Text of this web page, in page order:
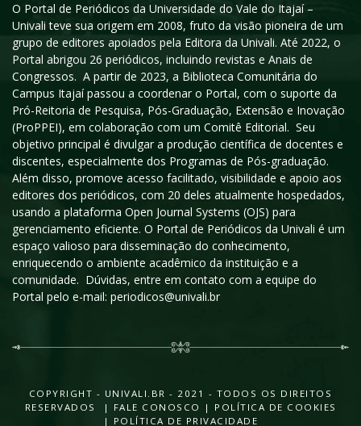
O Portal de Periódicos da Universidade do Vale do Itajaí –
Univali teve sua origem em 2008, fruto da visão pioneira de um
grupo de editores apoiados pela Editora da Univali. Até 2022, o
Portal abrigou 26 periódicos, incluindo revistas e Anais de
Congressos. A partir de 2023, a Biblioteca Comunitária do
Campus Itajaí passou a coordenar o Portal, com o suporte da
Pró-Reitoria de Pesquisa, Pós-Graduação, Extensão e Inovação
(ProPPEI), em colaboração com um Comitê Editorial. Seu
objetivo principal é divulgar a produção científica de docentes e
discentes, especialmente dos Programas de Pós-graduação.
Além disso, promove acesso facilitado, visibilidade e apoio aos
editores dos periódicos, com 20 deles atualmente hospedados,
usando a plataforma Open Journal Systems (OJS) para
gerenciamento eficiente. O Portal de Periódicos da Univali é um
espaço valioso para disseminação do conhecimento,
enriquecendo o ambiente acadêmico da instituição e a
comunidade. Dúvidas, entre em contato com a equipe do
Portal pelo e-mail: periodicos@univali.br
COPYRIGHT - UNIVALI.BR - 2021 - TODOS OS DIREITOS
RESERVADOS |
FALE CONOSCO | POLÍTICA DE COOKIES
| POLÍTICA DE PRIVACIDADE